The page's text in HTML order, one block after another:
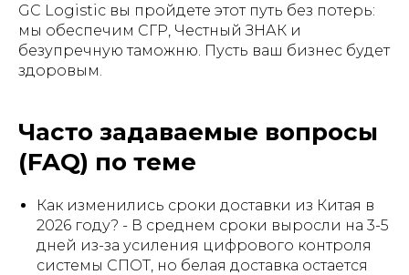
GC Logistic вы пройдете этот путь без потерь:
мы обеспечим СГР, Честный ЗНАК и
безупречную таможню. Пусть ваш бизнес будет
здоровым.
Часто задаваемые вопросы
(FAQ) по теме
Как изменились сроки доставки из Китая в
2026 году? - В среднем сроки выросли на 3-5
дней из-за усиления цифрового контроля
системы СПОТ, но белая доставка остается